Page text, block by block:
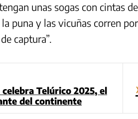
unas sogas con cintas de
puna y las vicuñas corren por
captura”.
Telúrico 2025, el
del continente